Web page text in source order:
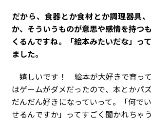
――だから、食器とか食材とか調理器具
か、そういうものが意思や感情を持つ
くるんですね。「絵本みたいだな」っ
ました。
嬉しいです！ 絵本が大好きで育っ
はゲームがダメだったので、本とかパ
だんだん好きになっていって。「何で
せるんですか」ってすごく聞かれちゃ